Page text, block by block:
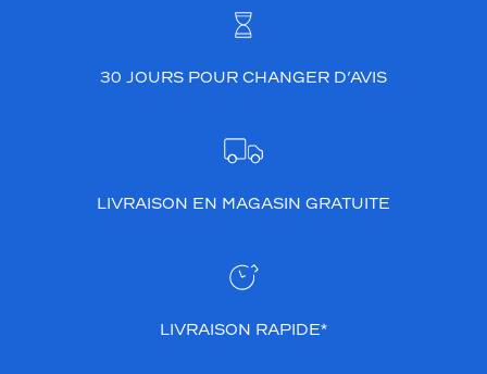
30 JOURS POUR CHANGER D’AVIS
LIVRAISON EN MAGASIN GRATUITE
LIVRAISON RAPIDE*